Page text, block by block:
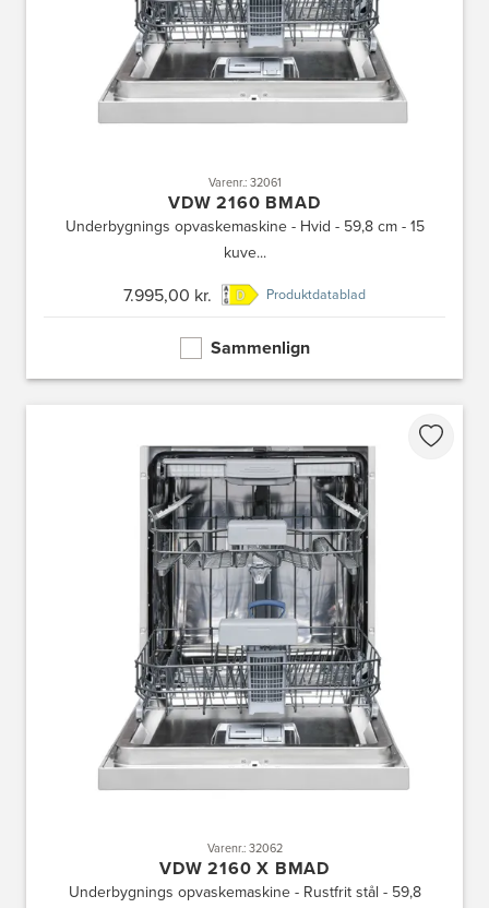
Varenr.: 32061
VDW 2160 BMAD
Underbygnings opvaskemaskine - Hvid - 59,8 cm - 15
kuve...
7.995,00 kr. Produktdatablad
Sammenlign
Varenr.: 32062
VDW 2160 X BMAD
Underbygnings opvaskemaskine - Rustfrit stål - 59,8